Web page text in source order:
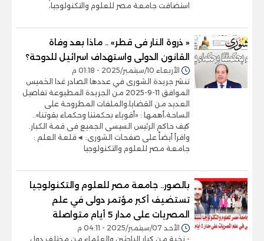
استضافت جامعة مصر للعلوم والتكنولوجيا،
« ذروة النار فى قطر» .. ماذا بعد وفاة
القانون الدولى واستهداف اسرائيل للدوحة؟
الأربعاء 10/سبتمبر/2025 - 01:18 م
تنشر جريدة الشورى في عددها الصادر غدا الخميس
الموافق 11-9-2025 من الجريدة المطبوعة تفاصيل
العديد من القضايا،والملفات المطروحة على
الساحة،أهمها : «أقوياء بحكمتنا وحكماء بقوتنا»..
كيف حاكم الرئيس السيسى الجميع فى قمة الكبار.
واقرأ أيضاً على صفحات الشورى: ◄قلعة العلم :
جامعة مصر للعلوم والتكنولوجيا
بالصور.. جامعة مصر للعلوم والتكنولوجيا
تستضيف أكبر مؤتمر دولى في علم
المصريات على مدار 5 أيام متواصلة
الأحد 07/سبتمبر/2025 - 04:11 م
- نخبة من كبار الباحثين والعلماء من مختلف دول